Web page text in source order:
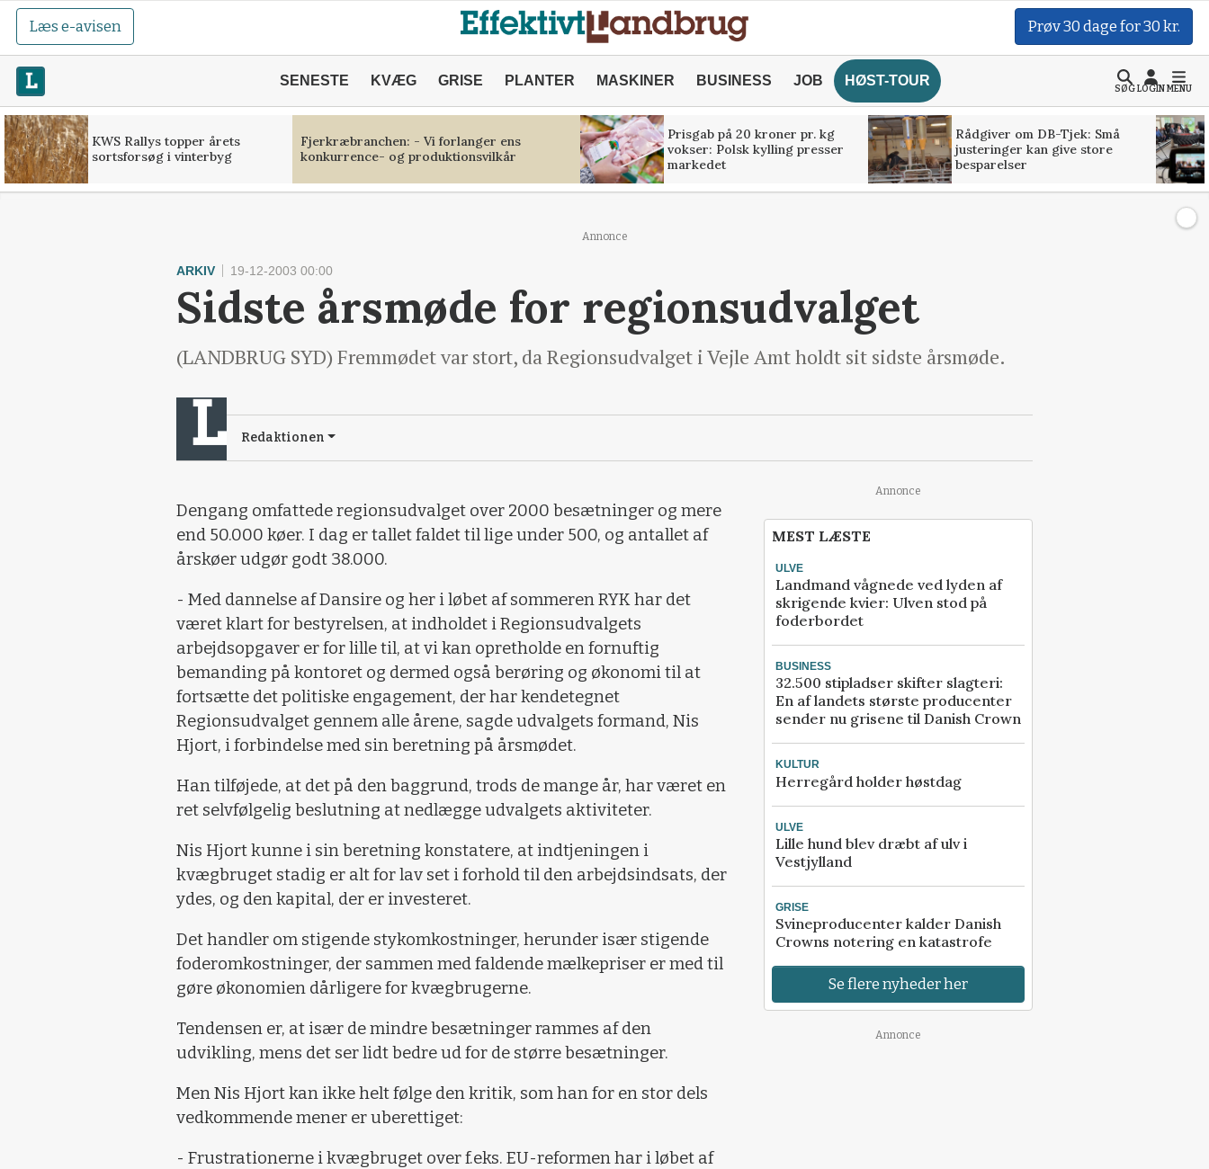
Læs e-avisen Prøv 30 dage for 30 kr.
SENESTE KVÆG GRISE PLANTER MASKINER BUSINESS JOB HØST-TOUR
SØGLOGINMENU
KWS Rallys topper årets
sortsforsøg i vinterbyg
Fjerkræbranchen: - Vi forlanger ens
konkurrence- og produktionsvilkår
Prisgab på 20 kroner pr. kg
vokser: Polsk kylling presser
markedet
Rådgiver om DB-Tjek: Små
justeringer kan give store
besparelser
Annonce
ARKIV 19-12-2003 00:00
Sidste årsmøde for regionsudvalget
(LANDBRUG SYD) Fremmødet var stort, da Regionsudvalget i Vejle Amt holdt sit sidste årsmøde.
Redaktionen
Dengang omfattede regionsudvalget over 2000 besætninger og mere
end 50.000 køer. I dag er tallet faldet til lige under 500, og antallet af
årskøer udgør godt 38.000.
- Med dannelse af Dansire og her i løbet af sommeren RYK har det
været klart for bestyrelsen, at indholdet i Regionsudvalgets
arbejdsopgaver er for lille til, at vi kan opretholde en fornuftig
bemanding på kontoret og dermed også berøring og økonomi til at
fortsætte det politiske engagement, der har kendetegnet
Regionsudvalget gennem alle årene, sagde udvalgets formand, Nis
Hjort, i forbindelse med sin beretning på årsmødet.
Han tilføjede, at det på den baggrund, trods de mange år, har været en
ret selvfølgelig beslutning at nedlægge udvalgets aktiviteter.
Nis Hjort kunne i sin beretning konstatere, at indtjeningen i
kvægbruget stadig er alt for lav set i forhold til den arbejdsindsats, der
ydes, og den kapital, der er investeret.
Det handler om stigende stykomkostninger, herunder især stigende
foderomkostninger, der sammen med faldende mælkepriser er med til
gøre økonomien dårligere for kvægbrugerne.
Tendensen er, at især de mindre besætninger rammes af den
udvikling, mens det ser lidt bedre ud for de større besætninger.
Men Nis Hjort kan ikke helt følge den kritik, som han for en stor dels
vedkommende mener er uberettiget:
- Frustrationerne i kvægbruget over f.eks. EU-reformen har i løbet af
Annonce
MEST LÆSTE
ULVE
Landmand vågnede ved lyden af
skrigende kvier: Ulven stod på
foderbordet
BUSINESS
32.500 stipladser skifter slagteri:
En af landets største producenter
sender nu grisene til Danish Crown
KULTUR
Herregård holder høstdag
ULVE
Lille hund blev dræbt af ulv i
Vestjylland
GRISE
Svineproducenter kalder Danish
Crowns notering en katastrofe
Se flere nyheder her
Annonce